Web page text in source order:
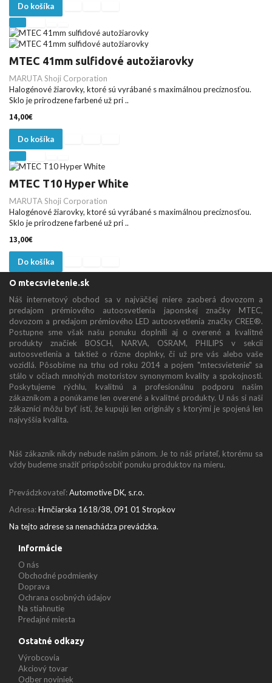
Do košíka
MTEC 41mm sulfidové autožiarovky
MARUTA Shoji Corporation
Halogénové žiarovky, ktoré sú vyrábané s maximálnou precíznosťou.
Sklo je prirodzene farbené už pri ..
14,00€
Do košíka
MTEC T10 Hyper White
MARUTA Shoji Corporation
Halogénové žiarovky, ktoré sú vyrábané s maximálnou precíznosťou.
Sklo je prirodzene farbené už pri ..
13,00€
Do košíka
O mtecsvietenie.sk
Náš internetový obchod sa v najväčšej miere zaoberá dovozom a
predajom prémiového autoosvetlenia japonskej značky MTEC,
dovozom a predajom prémiového LED autoosvetlenia značky CREE®.
Postupne sme však našu ponuku doplnili aj o overené a kvalitné
produkty značiek BOSCH, NARVA, OSRAM, PHILIPS v sekcii
autoosvetlenia a taktiež o rôzne doplnky, či už pre vás alebo vaše
vozidlá. Pôsobíme na trhu od roku 2014 a pojem "mtecsvietenie" sa
stálo v očiach mnohých motoristov synonymom kvality a spokojnosti.
Poskytujeme rýchlu, kvalitnú a profesionálnu podporu našim
zákazníkom a ponúkame len overené a kvalitné produkty. U nás si naši
zákazníci môžu byť istí, že kupujú len originály s ktorými je spojená len
najvyššia kvalita.
Náš zákazník nikdy nebude našim pánom. Je to náš priateľ, ktorému sa
vždy budeme snažiť prispôsobiť ponuku produktov na mieru.
Prevádzkovateľ:Automotive DK, s.r.o.
Adresa:Hrnčiarska 1618/38, 091 01 Stropkov
Na tejto adrese sa nenachádza prevádzka.
Informácie
O nás
Obchodné podmienky
Doprava
Ochrana osobných údajov
Na stiahnutie
Predajné miesta
Ostatné odkazy
Výrobcovia
Akciový tovar
Odber noviniek